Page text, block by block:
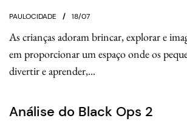
PAULOCIDADE 18/07
As crianças adoram brincar, explorar e
em proporcionar um espaço onde os
divertir e aprender,...
Análise do Black Ops 2